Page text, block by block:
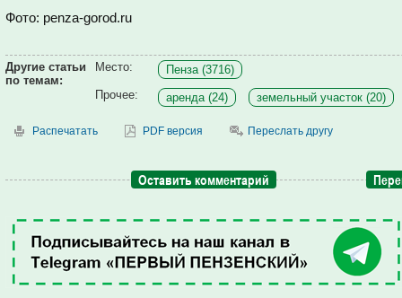
Фото: penza-gorod.ru
Другие статьи
по темам:
Место:
Пенза (3716)
Прочее:
аренда (24) земельный участок (20)
Распечатать PDF версия Переслать другу
Оставить комментарий